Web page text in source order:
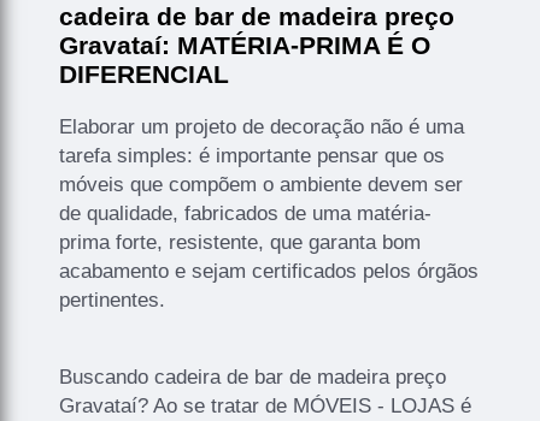
cadeira de bar de madeira preço
Gravataí: MATÉRIA-PRIMA É O
DIFERENCIAL
Elaborar um projeto de decoração não é uma
tarefa simples: é importante pensar que os
móveis que compõem o ambiente devem ser
de qualidade, fabricados de uma matéria-
prima forte, resistente, que garanta bom
acabamento e sejam certificados pelos órgãos
pertinentes.
Buscando cadeira de bar de madeira preço
Gravataí? Ao se tratar de MÓVEIS - LOJAS é